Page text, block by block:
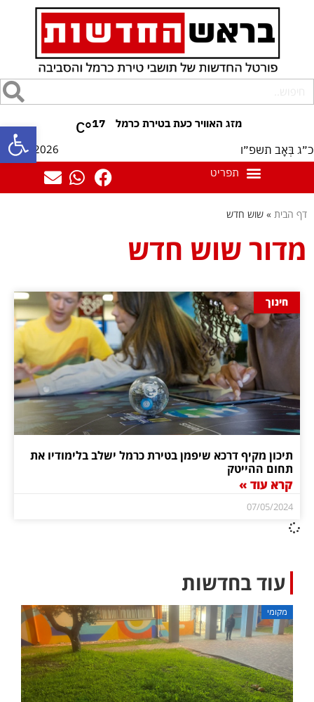
פתח 17
°C
כ״ג בְּאָב תשפ״ו 06/08/2026
דף הבית » שוש חדש
מדור שוש חדש
חינוך
תיכון מקיף דרכא שיפמן בטירת כרמל ישלב בלימודיו את
תחום ההייטק
קרא עוד »
07/05/2024
עוד בחדשות
מקומי